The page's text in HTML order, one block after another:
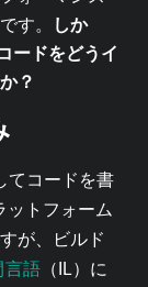
す。
しか
ードをどうイ
？
てコードを書
ットフォーム
が、ビルド
言語 （IL）に